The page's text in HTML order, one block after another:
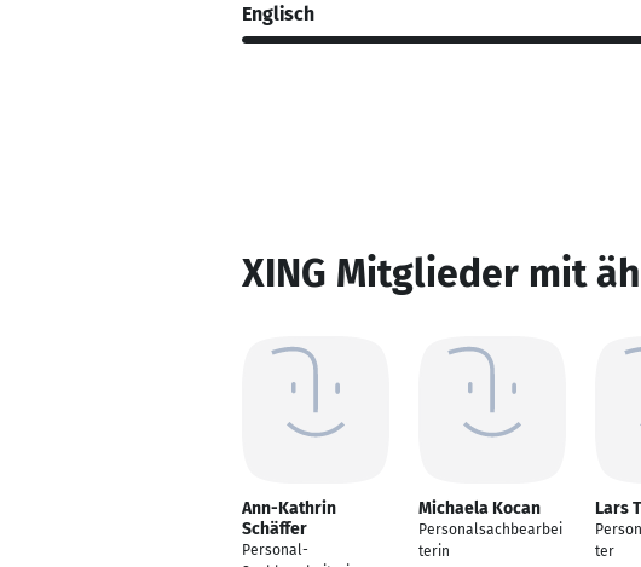
Englisch
XING Mitglieder mit
Ann-Kathrin
Schäffer
Personal-
Michaela Kocan
Personalsachbearbei
terin
Lars
ter